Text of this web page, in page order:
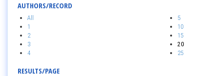
AUTHORS/RECORD
All
1
2
3
4
5
10
15
20
25
RESULTS/PAGE